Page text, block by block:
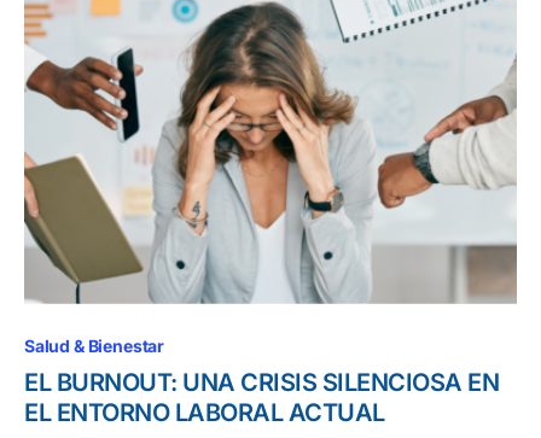
Salud & Bienestar
EL BURNOUT: UNA CRISIS SILENCIOSA EN
EL ENTORNO LABORAL ACTUAL